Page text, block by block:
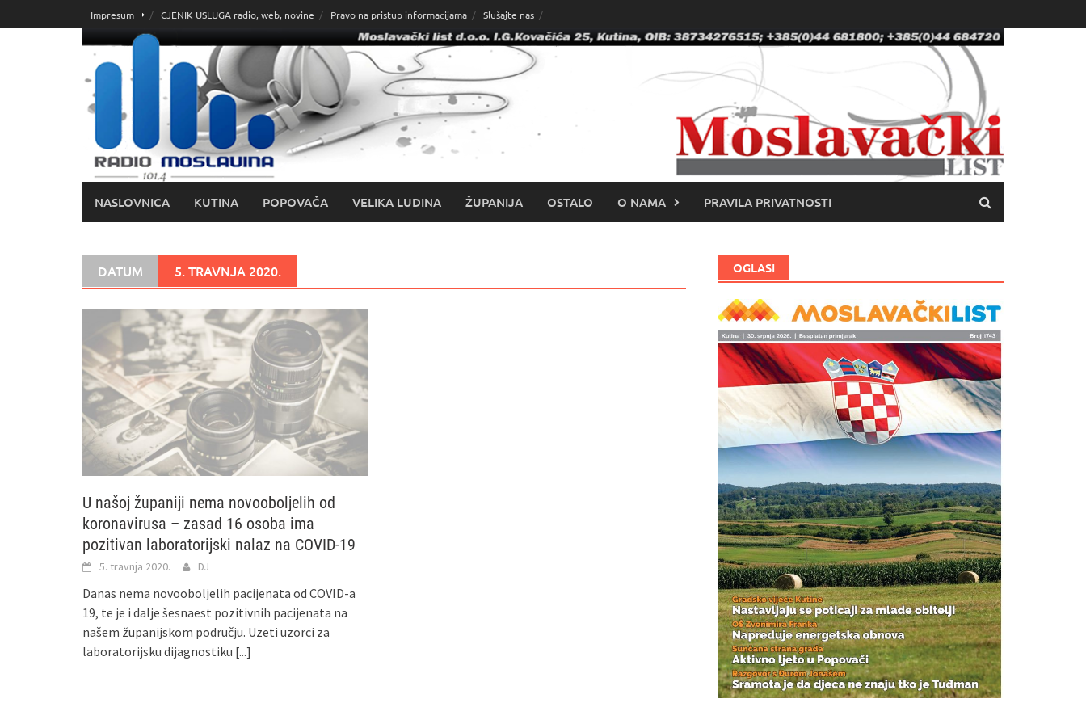
do
Impresum CJENIK USLUGA radio, web, novine Pravo na pristup informacijama Slušajte nas
NASLOVNICA KUTINA POPOVAČA VELIKA LUDINA ŽUPANIJA OSTALO O NAMA PRAVILA PRIVATNOSTI
DATUM 5. TRAVNJA 2020.
U našoj županiji nema novooboljelih od
koronavirusa – zasad 16 osoba ima
pozitivan laboratorijski nalaz na COVID-19
5. travnja 2020. DJ
Danas nema novooboljelih pacijenata od COVID-a
19, te je i dalje šesnaest pozitivnih pacijenata na
našem županijskom području. Uzeti uzorci za
laboratorijsku dijagnostiku [...]
OGLASI